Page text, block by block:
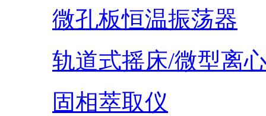
微孔板恒温振荡器
轨道式摇床/微型离
固相萃取仪